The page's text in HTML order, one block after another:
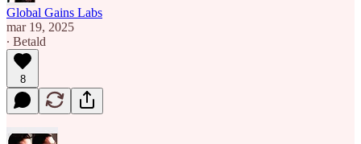
Global Gains Labs
mar 19, 2025
∙ Betald
8